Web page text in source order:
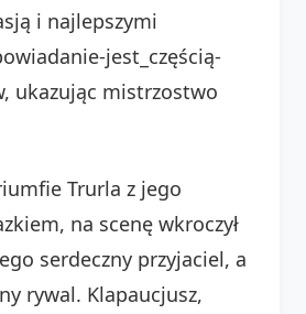
i najlepszymi
jest_częścią-
ukazując mistrzostwo
Trurla z jego
na scenę wkroczył
serdeczny przyjaciel, a
rywal. Klapaucjusz,